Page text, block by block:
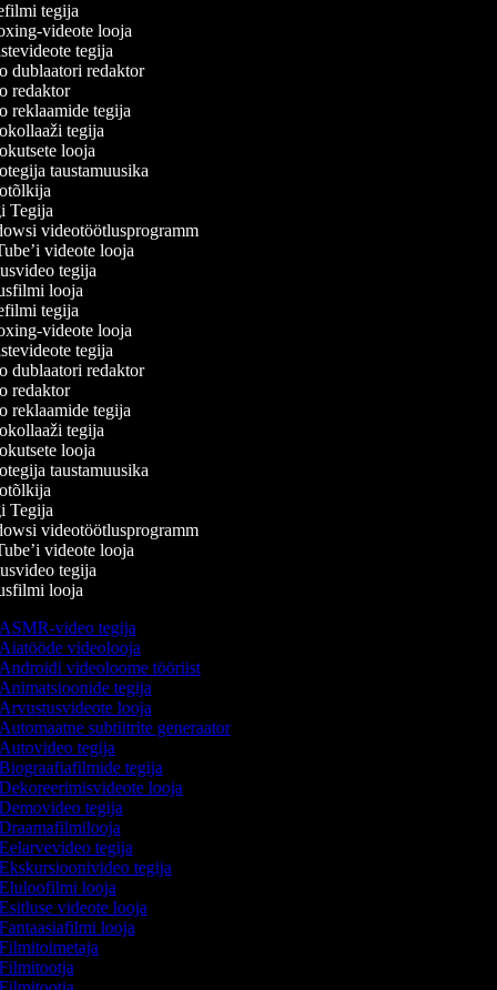
tegija
videote looja
tegija
dublaatori redaktor
redaktor
reklaamide tegija
tegija
looja
taustamuusika
videotöötlusprogramm
videote looja
tegija
looja
tegija
videote looja
tegija
dublaatori redaktor
redaktor
reklaamide tegija
tegija
looja
taustamuusika
videotöötlusprogramm
videote looja
tegija
looja
video tegija
videolooja
videoloome tööriist
tegija
looja
subtiitrite generaator
tegija
tegija
looja
tegija
tegija
tegija
looja
videote looja
looja